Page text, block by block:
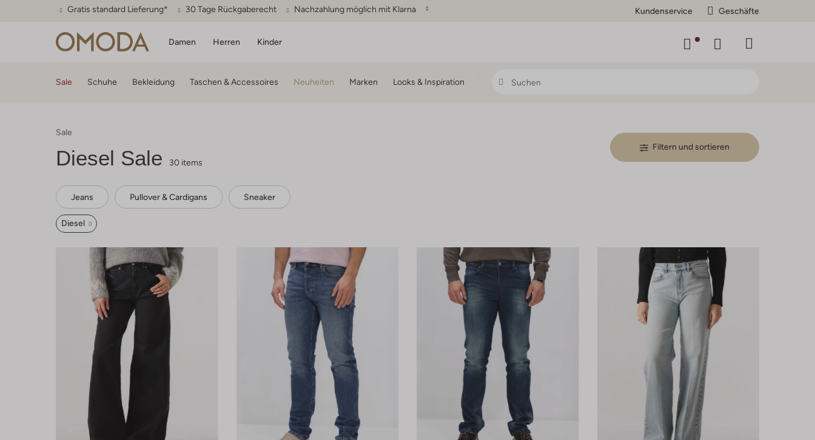
Gratis standard Lieferung* 30 Tage Rückgaberecht Nachzahlung möglich mit Klarna Kundenservice Geschäfte
Damen Herren Kinder
Sale Schuhe Bekleidung Taschen & Accessoires Neuheiten Marken Looks & Inspiration
Sale
Diesel Sale 30 items
Filtern und sortieren
Jeans Pullover & Cardigans Sneaker
Diesel